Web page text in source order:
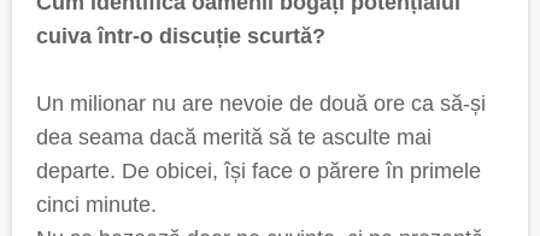
cuiva într-o discuție scurtă?
Un milionar nu are nevoie de două ore ca să-și
dea seama dacă merită să te asculte mai
departe. De obicei, își face o părere în primele
cinci minute.